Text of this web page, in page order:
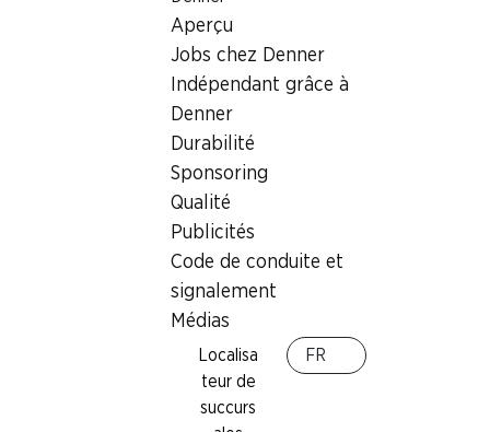
Aperçu
Jobs chez Denner
Indépendant grâce à
Denner
Durabilité
Sponsoring
Qualité
Publicités
Code de conduite et
signalement
Médias
Localisa
teur de
succurs
FR